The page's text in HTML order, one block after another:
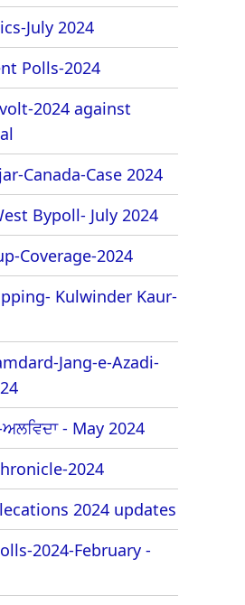
July 2024
Polls-2024
2024 against
Canada-Case 2024
Bypoll- July 2024
Coverage-2024
Kulwinder Kaur-
Jang-e-Azadi-
- May 2024
2024
2024 updates
2024-February -